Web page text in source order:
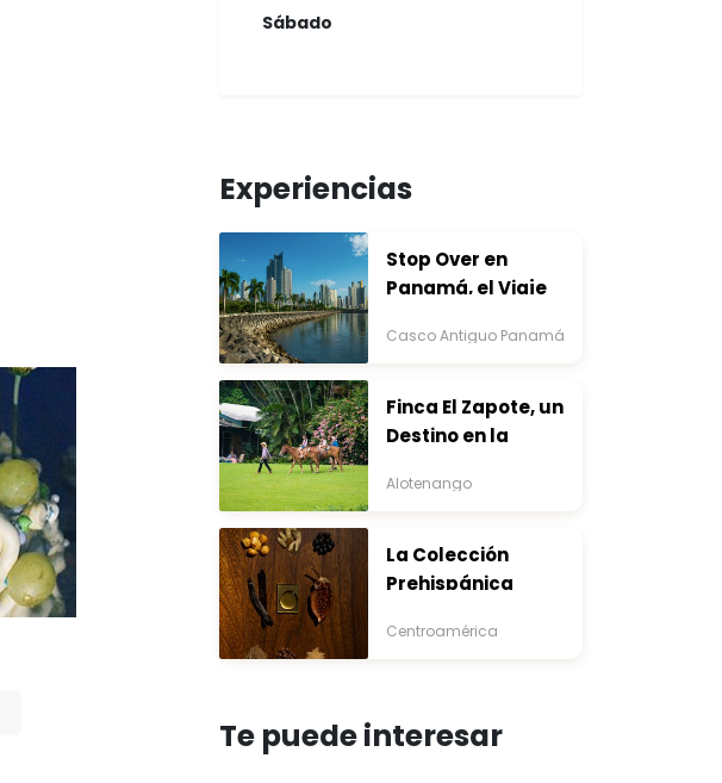
Sábado
Experiencias
Stop Over en
Panamá, el Viaje
Destino
Casco Antiguo Panamá
Finca El Zapote, un
Destino en la
Arte y Naturaleza
Alotenango
La Colección
Prehispánica
Centroamérica
Te puede interesar